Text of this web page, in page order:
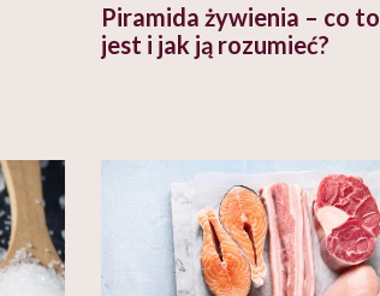
Piramida żywienia – co to
jest i jak ją rozumieć?